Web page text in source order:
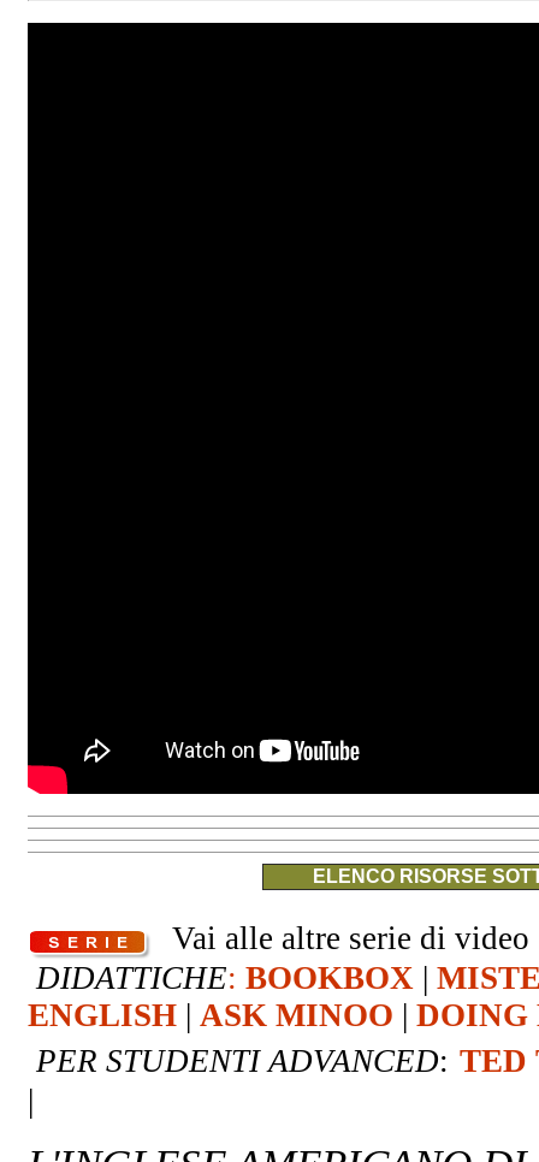
ELENCO RISORSE
Vai alle altre serie di
DIDATTICHE: BOOKBOX |
ENGLISH | ASK MINOO | DOING
PER STUDENTI ADVANCED: TED
|